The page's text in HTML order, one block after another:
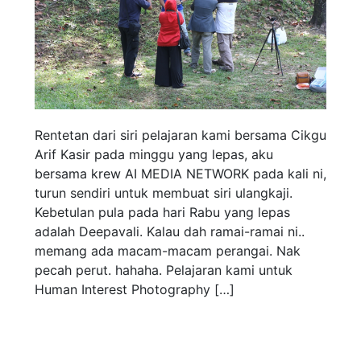
Rentetan dari siri pelajaran kami bersama Cikgu
Arif Kasir pada minggu yang lepas, aku
bersama krew AI MEDIA NETWORK pada kali ni,
turun sendiri untuk membuat siri ulangkaji.
Kebetulan pula pada hari Rabu yang lepas
adalah Deepavali. Kalau dah ramai-ramai ni..
memang ada macam-macam perangai. Nak
pecah perut. hahaha. Pelajaran kami untuk
Human Interest Photography […]